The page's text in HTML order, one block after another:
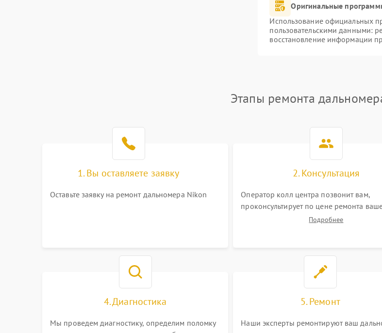
Оригинальные
Использование официальных
пользовательскими данными:
восстановление информации
Этапы ремонта
1. Вы оставляете заявку
Оставьте заявку на ремонт дальномера Nikon
2. Консультация
Оператор колл центра позвонит вам,
проконсультирует по цене ремонта
дальномера а также ответит на все ваши
Подробнее
4. Диагностика
Мы проведем диагностику, определим поломку
5. Ремонт
Наши эксперты ремонтируют ваш